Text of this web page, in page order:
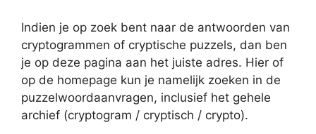
Indien je op zoek bent naar de antwoorden van
cryptogrammen of cryptische puzzels, dan ben
je op deze pagina aan het juiste adres. Hier of
op de homepage kun je namelijk zoeken in de
puzzelwoordaanvragen, inclusief het gehele
archief (cryptogram / cryptisch / crypto).